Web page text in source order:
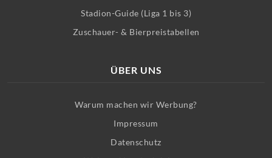
Stadion-Guide (Liga 1 bis 3)
Zuschauer- & Bierpreistabellen
ÜBER UNS
Warum machen wir Werbung?
Impressum
Datenschutz